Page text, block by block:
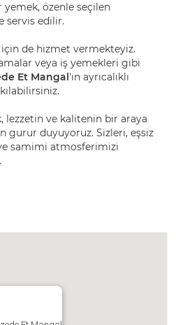
özenle seçilen
servis edilir.
de hizmet vermekteyiz.
veya iş yemekleri gibi
Et Mangal'ın ayrıcalıklı
lezzetin ve kalitenin bir araya
gurur duyuyoruz. Sizleri, eşsiz
samimi atmosferimizi